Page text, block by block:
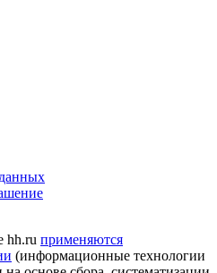
hh.ru применяются
(информационные технологии